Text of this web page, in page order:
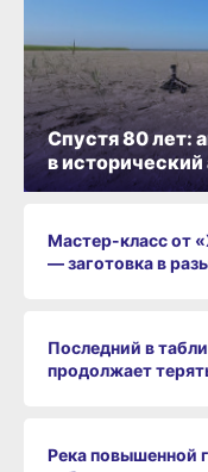
Мастер-класс от
— заготовка в
Последний в
продолжает
Река повышенной
Спустя 80 лет:
в исторический